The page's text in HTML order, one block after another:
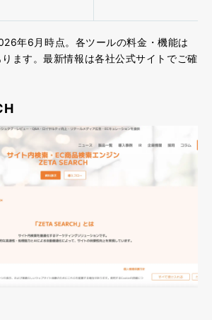
年6月時点。各ツールの料金・機能は
ます。最新情報は各社公式サイトでご確